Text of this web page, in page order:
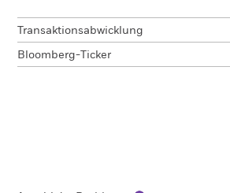
Transaktionsabwicklung
Bloomberg-Ticker